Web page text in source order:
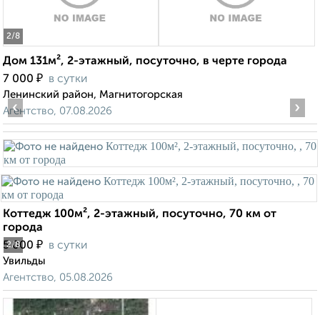
2/8
Дом 131м², 2-этажный, посуточно, в черте города
7 000 ₽ в сутки
Ленинский район, Магнитогорская
Агентство, 07.08.2026
2/8
‹ ›
Коттедж 100м², 2-этажный, посуточно, 70 км от
города
5 000 ₽ в сутки
Увильды
Агентство, 05.08.2026